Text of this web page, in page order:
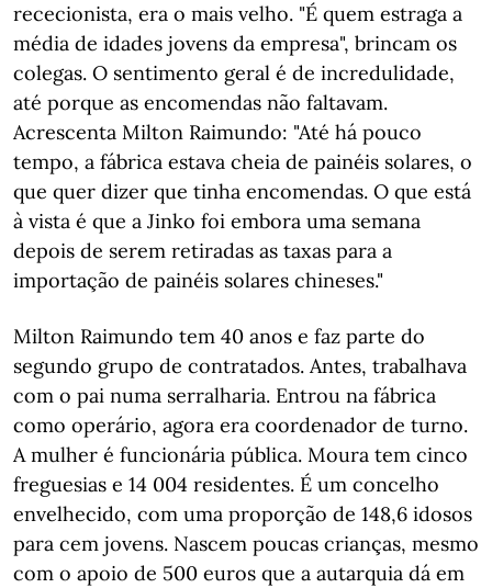
rececionista, era o mais velho. "É quem estraga a
média de idades jovens da empresa", brincam os
colegas. O sentimento geral é de incredulidade,
até porque as encomendas não faltavam.
Acrescenta Milton Raimundo: "Até há pouco
tempo, a fábrica estava cheia de painéis solares, o
que quer dizer que tinha encomendas. O que está
à vista é que a Jinko foi embora uma semana
depois de serem retiradas as taxas para a
importação de painéis solares chineses."
Milton Raimundo tem 40 anos e faz parte do
segundo grupo de contratados. Antes, trabalhava
com o pai numa serralharia. Entrou na fábrica
como operário, agora era coordenador de turno.
A mulher é funcionária pública. Moura tem cinco
freguesias e 14 004 residentes. É um concelho
envelhecido, com uma proporção de 148,6 idosos
para cem jovens. Nascem poucas crianças, mesmo
com o apoio de 500 euros que a autarquia dá em